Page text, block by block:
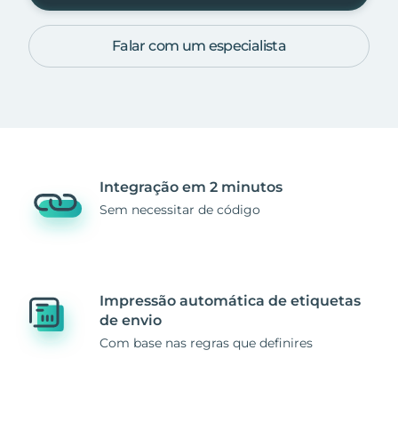
Falar com um especialista
Integração em 2 minutos
Sem necessitar de código
Impressão automática de etiquetas
de envio
Com base nas regras que definires